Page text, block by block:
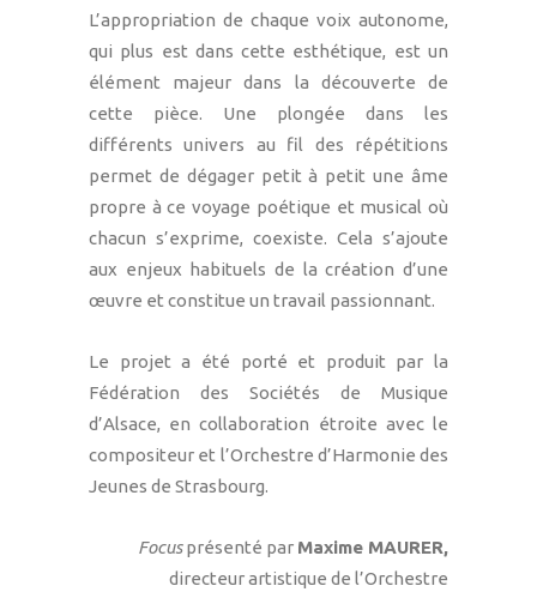
L’appropriation de chaque voix autonome,
qui plus est dans cette esthétique, est un
élément majeur dans la découverte de
cette pièce. Une plongée dans les
différents univers au fil des répétitions
permet de dégager petit à petit une âme
propre à ce voyage poétique et musical où
chacun s’exprime, coexiste. Cela s’ajoute
aux enjeux habituels de la création d’une
œuvre et constitue un travail passionnant.
Le projet a été porté et produit par la
Fédération des Sociétés de Musique
d’Alsace, en collaboration étroite avec le
compositeur et l’Orchestre d’Harmonie des
Jeunes de Strasbourg.
Focusprésenté par Maxime MAURER,
directeur artistique de l’Orchestre